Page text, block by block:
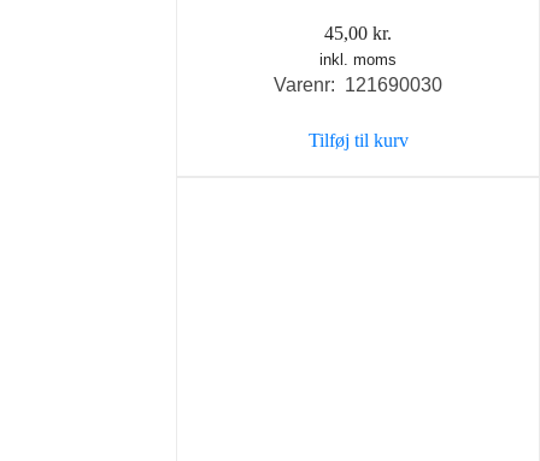
45,00 kr.
inkl. moms
Varenr: 121690030
Tilføj til kurv